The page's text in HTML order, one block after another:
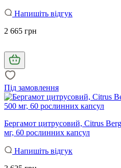
Напишіть відгук
2 665 грн
Під замовлення
Бергамот цитрусовий, Citrus
мг, 60 рослинних капсул
Напишіть відгук